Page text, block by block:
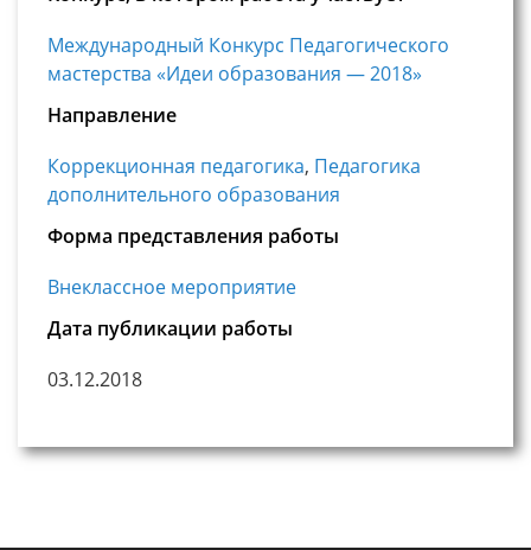
Международный Конкурс Педагогического
мастерства «Идеи образования — 2018»
Направление
Коррекционная педагогика, Педагогика
дополнительного образования
Форма представления работы
Внеклассное мероприятие
Дата публикации работы
03.12.2018